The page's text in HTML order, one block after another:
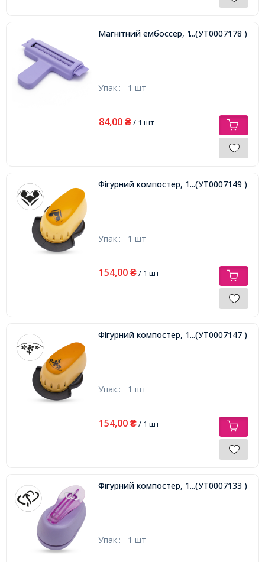
Магнітний ембоссер, 1шт ...(УТ0007178 )
Упак.: 1 шт
84,00 ₴/ 1 шт
Фігурний компостер, 1шт ...(УТ0007149 )
Упак.: 1 шт
154,00 ₴/ 1 шт
Фігурний компостер, 1шт ...(УТ0007147 )
Упак.: 1 шт
154,00 ₴/ 1 шт
Фігурний компостер, 1шт ...(УТ0007133 )
Упак.: 1 шт